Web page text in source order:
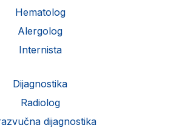
Hematolog
Alergolog
Internista
Dijagnostika
Radiolog
dijagnostika